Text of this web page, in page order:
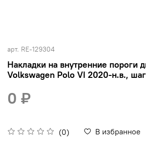
арт. RE-129304
Накладки на внутренние пороги
Volkswagen Polo VI 2020-н.в.,
(0) В избранное
0 ₽